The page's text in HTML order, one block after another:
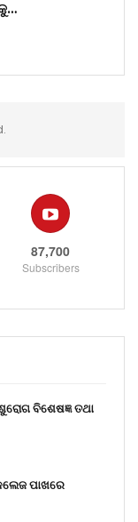
87,700
Subscribers
ବିଶେଷଜ୍ଞ ତଥା
ପାଖରେ